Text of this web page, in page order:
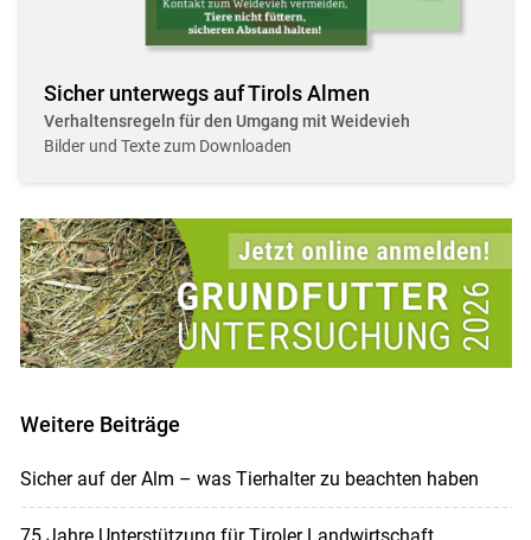
Sicher unterwegs auf Tirols Almen
Verhaltensregeln für den Umgang mit Weidevieh
Bilder und Texte zum Downloaden
Weitere Beiträge
Sicher auf der Alm – was Tierhalter zu beachten haben